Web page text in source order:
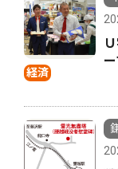
経済